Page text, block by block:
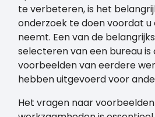
te verbeteren, is het
onderzoek te doen voordat u
neemt. Een van de
selecteren van een bureau
voorbeelden van eerdere
hebben uitgevoerd voor
Het vragen naar